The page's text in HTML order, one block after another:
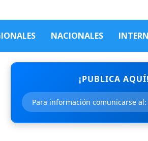
NACIONALES
¡PUBLICA AQUÍ!
Para información comunicarse al: